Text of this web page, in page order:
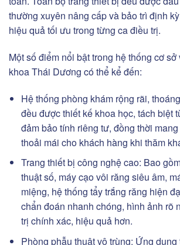
thường xuyên nâng cấp và bảo trì định
hiệu quả tối ưu trong từng ca điều trị.
Một số điểm nổi bật trong hệ thống cơ
khoa Thái Dương có thể kể đến:
Hệ thống phòng khám rộng rãi,
đều được thiết kế khoa học, tách biệt
đảm bảo tính riêng tư, đồng thời
thoải mái cho khách hàng khi thăm
Trang thiết bị công nghệ cao: Bao
thuật số, máy cạo vôi răng siêu âm,
miệng, hệ thống tẩy trắng răng hiện
chẩn đoán nhanh chóng, hình ảnh rõ
trị chính xác, hiệu quả hơn.
Phòng phẫu thuật vô trùng: Ứng